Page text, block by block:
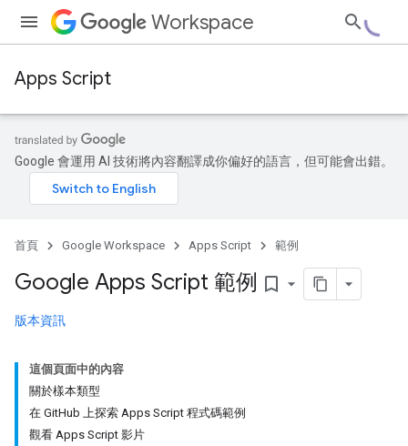
Workspace
Apps Script
Google 會運用 AI 技術將內容翻譯成你偏好的語言，但可能會出錯。
首頁 Google Workspace Apps Script 範例
Google Apps Script 範例 bookmark_border
版本資訊
這個頁面中的內容
關於樣本類型
在 GitHub 上探索 Apps Script 程式碼範例
觀看 Apps Script 影片